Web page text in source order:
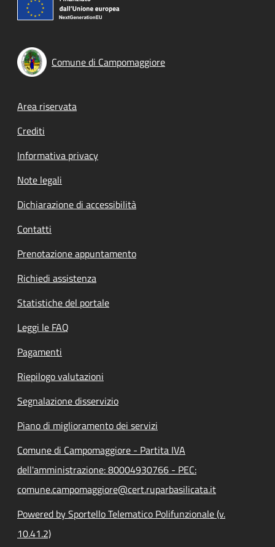
Comune di Campomaggiore
Footer menu
Area riservata
Crediti
Informativa privacy
Note legali
Dichiarazione di accessibilità
Contatti
Prenotazione appuntamento
Richiedi assistenza
Statistiche del portale
Leggi le FAQ
Pagamenti
Riepilogo valutazioni
Segnalazione disservizio
Piano di miglioramento dei servizi
Comune di Campomaggiore - Partita IVA
dell'amministrazione: 80004930766 - PEC:
comune.campomaggiore@cert.ruparbasilicata.it
Powered by Sportello Telematico Polifunzionale (v.
10.41.2)